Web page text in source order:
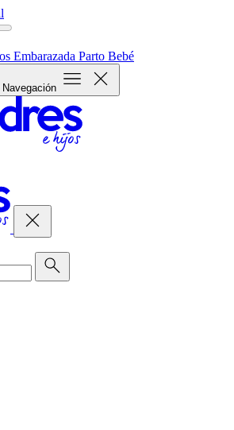
Embarazada Parto Bebé
Navegación